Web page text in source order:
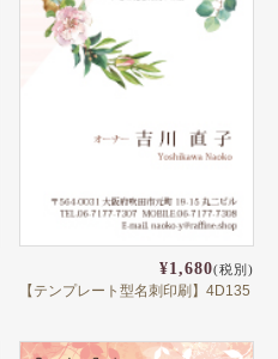
¥1,680(税別)
【テンプレート型名刺印刷】4D135